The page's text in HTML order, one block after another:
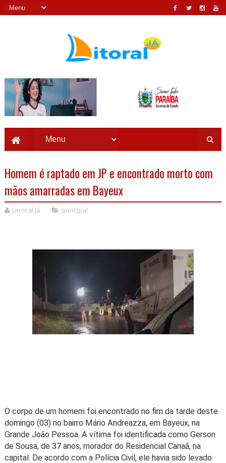
Homem é raptado em JP e encontrado morto com
mãos amarradas em Bayeux
Litroral Já principal
O corpo de um homem foi encontrado no fim da tarde deste
domingo (03) no bairro Mário Andreazza, em Bayeux, na
Grande João Pessoa. A vítima foi identificada como Gerson
de Sousa, de 37 anos, morador do Residencial Canaã, na
capital. De acordo com a Polícia Civil, ele havia sido levado